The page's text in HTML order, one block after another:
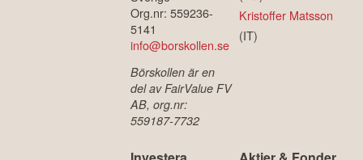
Org.nr: 559236-
5141
info@borskollen.se
Börskollen är en
del av FairValue FV
AB, org.nr:
559187-7732
Kristoffer Matsson
(IT)